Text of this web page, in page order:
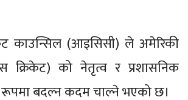
काउन्सिल (आइसिसी) ले अमेरिकी
क्रिकेट) को नेतृत्व र प्रशासनिक
रूपमा बदल्न कदम चाल्ने भएको छ।